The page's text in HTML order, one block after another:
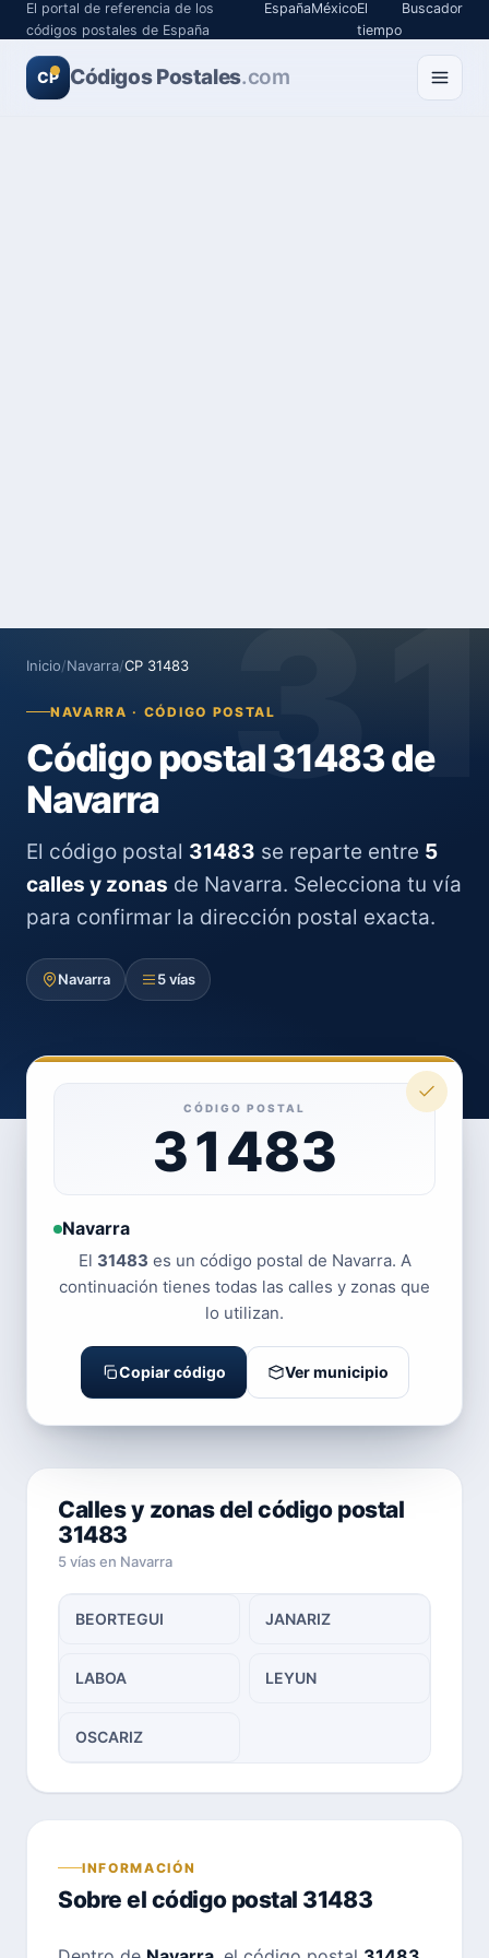
El portal de referencia de los
códigos postales de España
EspañaMéxicoEl
tiempo
Buscador
CP Códigos Postales.com
Inicio/Navarra/CP 31483
NAVARRA · CÓDIGO POSTAL
Código postal 31483 de
Navarra
El código postal 31483 se reparte entre 5
calles y zonas de Navarra. Selecciona tu vía
para confirmar la dirección postal exacta.
Navarra 5 vías
CÓDIGO POSTAL
31483
Navarra
El 31483 es un código postal de Navarra. A
continuación tienes todas las calles y zonas que
lo utilizan.
Copiar código Ver municipio
Calles y zonas del código postal
31483
5 vías en Navarra
BEORTEGUI JANARIZ
LABOA LEYUN
OSCARIZ
INFORMACIÓN
Sobre el código postal 31483